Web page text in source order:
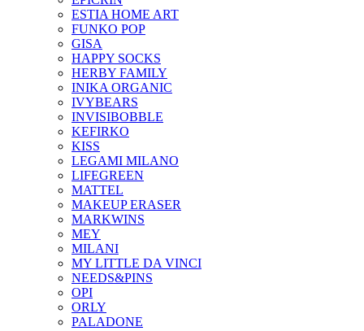
ESTIA HOME ART
FUNKO POP
GISA
HAPPY SOCKS
HERBY FAMILY
INIKA ORGANIC
IVYBEARS
INVISIBOBBLE
KEFIRKO
KISS
LEGAMI MILANO
LIFEGREEN
MATTEL
MAKEUP ERASER
MARKWINS
MEY
MILANI
MY LITTLE DA VINCI
NEEDS&PINS
OPI
ORLY
PALADONE